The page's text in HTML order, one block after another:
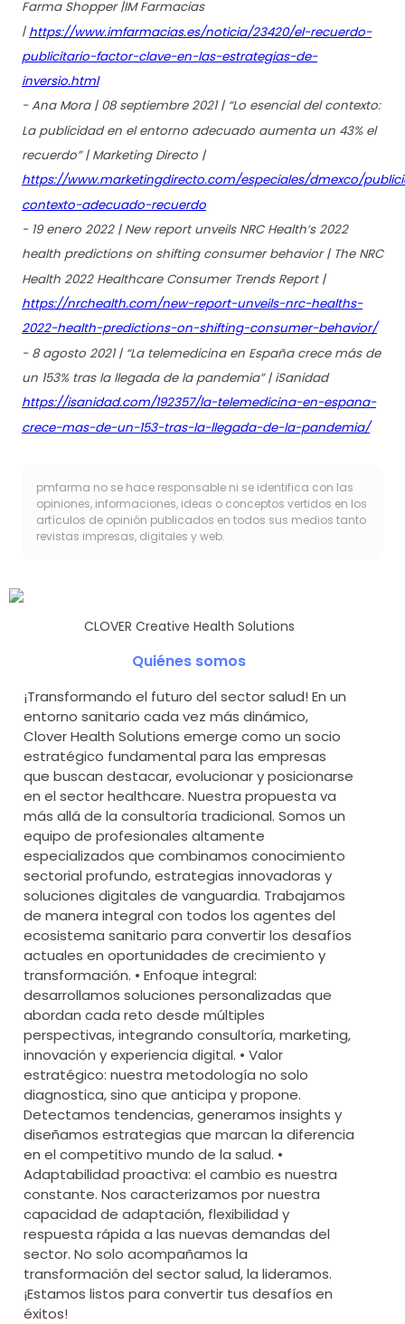
Farma Shopper |IM Farmacias
| https://www.imfarmacias.es/noticia/23420/el-recuerdo-
publicitario-factor-clave-en-las-estrategias-de-
inversio.html
- Ana Mora | 08 septiembre 2021 | “Lo esencial del contexto:
La publicidad en el entorno adecuado aumenta un 43% el
recuerdo” | Marketing Directo |
https://www.marketingdirecto.com/especiales/dmexco/
contexto-adecuado-recuerdo
- 19 enero 2022 | New report unveils NRC Health’s 2022
health predictions on shifting consumer behavior | The NRC
Health 2022 Healthcare Consumer Trends Report |
https://nrchealth.com/new-report-unveils-nrc-healths-
2022-health-predictions-on-shifting-consumer-behavior/
- 8 agosto 2021 | “La telemedicina en España crece más de
un 153% tras la llegada de la pandemia” | iSanidad
https://isanidad.com/192357/la-telemedicina-en-espana-
crece-mas-de-un-153-tras-la-llegada-de-la-pandemia/
pmfarma no se hace responsable ni se identifica con las
opiniones, informaciones, ideas o conceptos vertidos en los
artículos de opinión publicados en todos sus medios tanto
revistas impresas, digitales y web.
CLOVER Creative Health Solutions
Quiénes somos
¡Transformando el futuro del sector salud! En un
entorno sanitario cada vez más dinámico,
Clover Health Solutions emerge como un socio
estratégico fundamental para las empresas
que buscan destacar, evolucionar y posicionarse
en el sector healthcare. Nuestra propuesta va
más allá de la consultoría tradicional. Somos un
equipo de profesionales altamente
especializados que combinamos conocimiento
sectorial profundo, estrategias innovadoras y
soluciones digitales de vanguardia. Trabajamos
de manera integral con todos los agentes del
ecosistema sanitario para convertir los desafíos
actuales en oportunidades de crecimiento y
transformación. • Enfoque integral:
desarrollamos soluciones personalizadas que
abordan cada reto desde múltiples
perspectivas, integrando consultoría, marketing,
innovación y experiencia digital. • Valor
estratégico: nuestra metodología no solo
diagnostica, sino que anticipa y propone.
Detectamos tendencias, generamos insights y
diseñamos estrategias que marcan la diferencia
en el competitivo mundo de la salud. •
Adaptabilidad proactiva: el cambio es nuestra
constante. Nos caracterizamos por nuestra
capacidad de adaptación, flexibilidad y
respuesta rápida a las nuevas demandas del
sector. No solo acompañamos la
transformación del sector salud, la lideramos.
¡Estamos listos para convertir tus desafíos en
éxitos!